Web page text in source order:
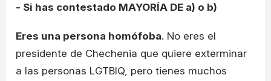
- Si has contestado MAYORÍA DE a) o b)
Eres una persona homófoba. No eres el
presidente de Chechenia que quiere exterminar
a las personas LGTBIQ, pero tienes muchos